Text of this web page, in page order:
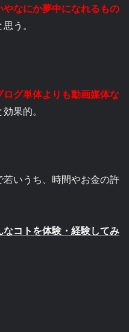
やなにか夢中になれるもの
う。
ログ単体よりも動画媒体な
効果的。
いうち、時間やお金の許
コトを体験・経験してみ